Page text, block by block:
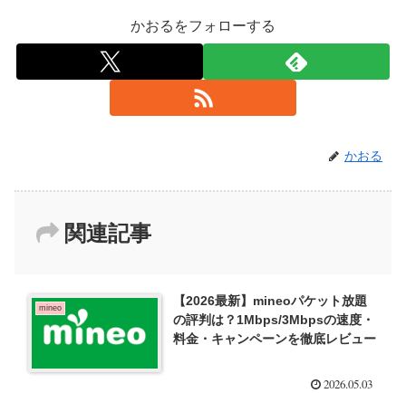
かおるをフォローする
かおる
関連記事
mineo
【2026最新】mineoパケット放題
の評判は？1Mbps/3Mbpsの速度・
料金・キャンペーンを徹底レビュー
2026.05.03